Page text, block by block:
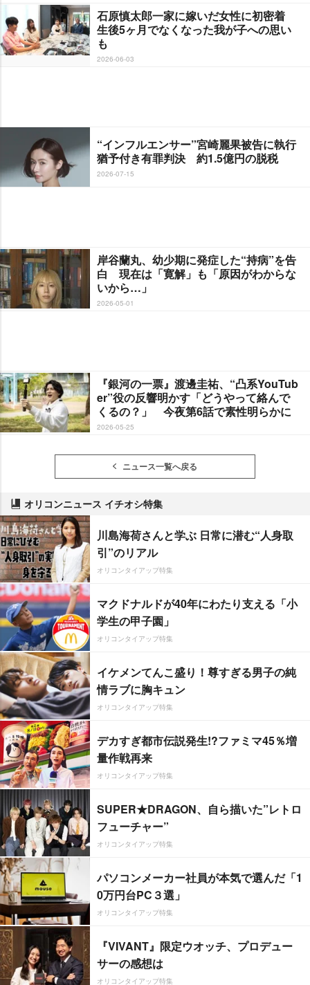
石原慎太郎一家に嫁いだ女性に初密着
生後5ヶ月でなくなった我が子への思い
も
2026-06-03
“インフルエンサー”宮崎麗果被告に執行
猶予付き有罪判決 約1.5億円の脱税
2026-07-15
岸谷蘭丸、幼少期に発症した“持病”を告
白 現在は「寛解」も「原因がわからな
いから…」
2026-05-01
『銀河の一票』渡邊圭祐、“凸系YouTub
er”役の反響明かす「どうやって絡んで
くるの？」 今夜第6話で素性明らかに
2026-05-25
ニュース一覧へ戻る
オリコンニュース イチオシ特集
川島海荷さんと学ぶ 日常に潜む“人身取
引”のリアル
オリコンタイアップ特集
マクドナルドが40年にわたり支える「小
学生の甲子園」
オリコンタイアップ特集
イケメンてんこ盛り！尊すぎる男子の純
情ラブに胸キュン
オリコンタイアップ特集
デカすぎ都市伝説発生!?ファミマ45％増
量作戦再来
オリコンタイアップ特集
SUPER★DRAGON、自ら描いた”レトロ
フューチャー”
オリコンタイアップ特集
パソコンメーカー社員が本気で選んだ「1
0万円台PC３選」
オリコンタイアップ特集
『VIVANT』限定ウオッチ、プロデュー
サーの感想は
オリコンタイアップ特集